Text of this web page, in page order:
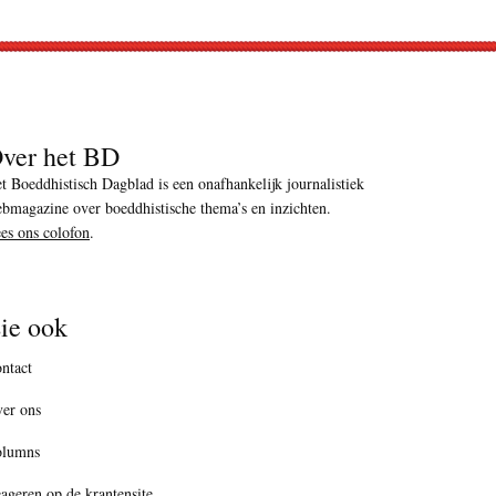
het BD
Boeddhistisch Dagblad is een onafhankelijk journalistiek
over boeddhistische thema’s en inzichten.
ons colofon.
ook
ons